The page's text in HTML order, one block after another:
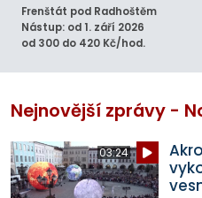
Frenštát pod Radhoštěm
Nástup: od 1. září 2026
od 300 do 420 Kč/hod.
Nejnovější zprávy -
03:24